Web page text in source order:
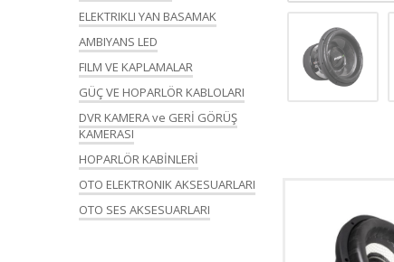
ELEKTRIKLI YAN BASAMAK
AMBIYANS LED
FILM VE KAPLAMALAR
GÜÇ VE HOPARLÖR KABLOLARI
DVR KAMERA ve GERİ GÖRÜŞ
KAMERASI
HOPARLÖR KABİNLERİ
OTO ELEKTRONIK AKSESUARLARI
OTO SES AKSESUARLARI